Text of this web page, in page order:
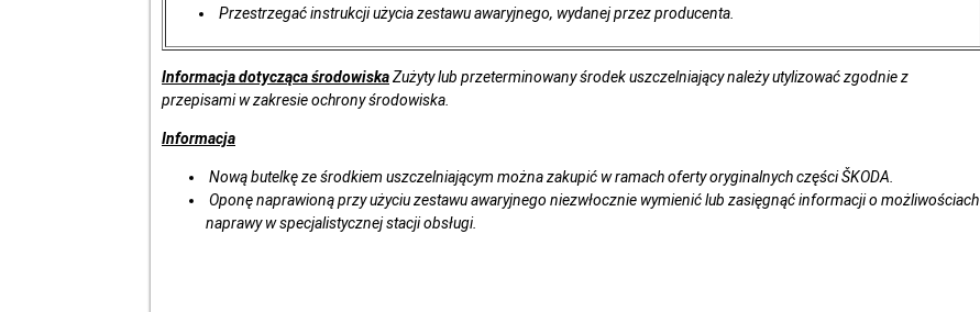
Przestrzegać instrukcji użycia zestawu awaryjnego, wydanej przez producenta.
Informacja dotycząca środowiskaZużyty lub przeterminowany środek uszczelniający należy utylizować zgodnie z
przepisami w zakresie ochrony środowiska.
Informacja
Nową butelkę ze środkiem uszczelniającym można zakupić w ramach oferty oryginalnych części ŠKODA.
Oponę naprawioną przy użyciu zestawu awaryjnego niezwłocznie wymienić lub zasięgnąć informacji o możliwościach
naprawy w specjalistycznej stacji obsługi.